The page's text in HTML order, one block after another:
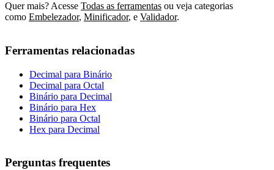
Quer mais? Acesse Todas as ferramentas ou veja categorias
como Embelezador, Minificador, e Validador.
Ferramentas relacionadas
Decimal para Binário
Decimal para Octal
Binário para Decimal
Binário para Hex
Binário para Octal
Hex para Decimal
Perguntas frequentes